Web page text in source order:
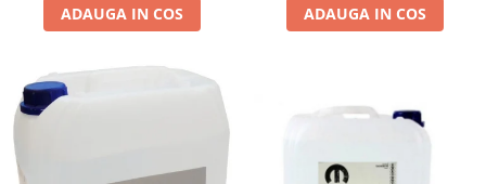
ADAUGA IN COS ADAUGA IN COS